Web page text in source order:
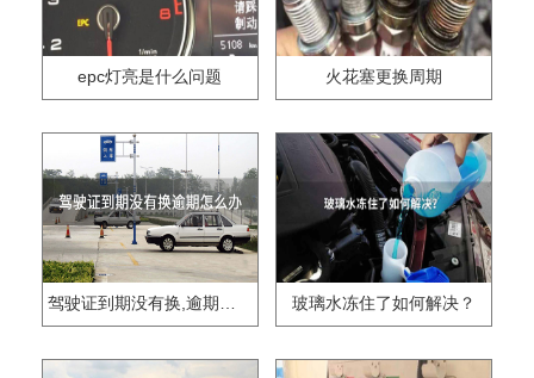
epc灯亮是什么问题 火花塞更换周期
驾驶证到期没有换,逾期怎么办?? 玻璃水冻住了如何解决？